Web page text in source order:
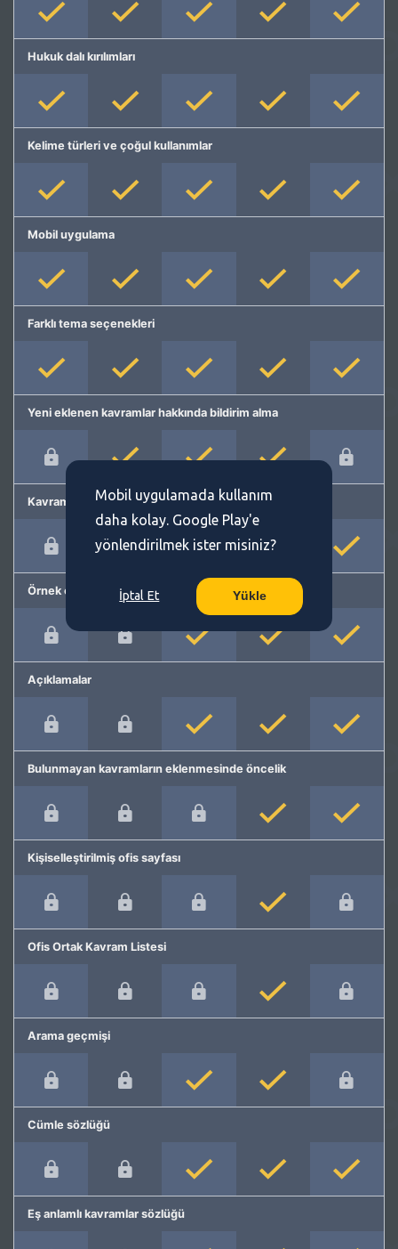
Hukuk dalı kırılımları
Kelime türleri ve çoğul kullanımlar
Mobil uygulama
Farklı tema seçenekleri
Yeni eklenen kavramlar hakkında bildirim alma
Kavram önerme
Örnek cümleler
Açıklamalar
Bulunmayan kavramların eklenmesinde öncelik
Kişiselleştirilmiş ofis sayfası
Ofis Ortak Kavram Listesi
Arama geçmişi
Cümle sözlüğü
Eş anlamlı kavramlar sözlüğü
Mobil uygulamada kullanım
daha kolay. Google Play'e
yönlendirilmek ister misiniz?
İptal Et Yükle